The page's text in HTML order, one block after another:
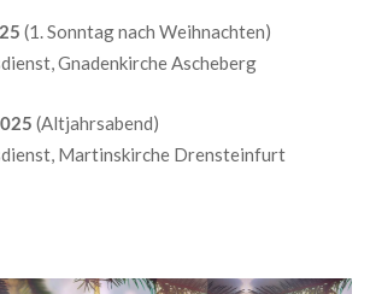
(1. Sonntag nach Weihnachten)
Gnadenkirche Ascheberg
(Altjahrsabend)
Martinskirche Drensteinfurt